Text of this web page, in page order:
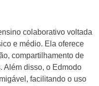
colaborativo voltada
e médio. Ela oferece
compartilhamento de
Além disso, o Edmodo
facilitando o uso